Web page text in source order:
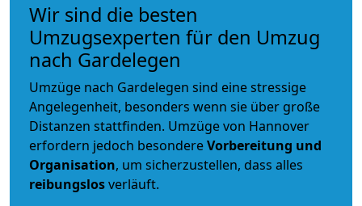
Wir sind die besten
Umzugsexperten für den Umzug
nach Gardelegen
Umzüge nach Gardelegen sind eine stressige
Angelegenheit, besonders wenn sie über große
Distanzen stattfinden. Umzüge von Hannover
erfordern jedoch besondereVorbereitung und
Organisation, um sicherzustellen, dass alles
reibungslosverläuft.